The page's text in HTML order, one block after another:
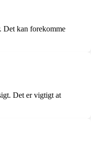
Det kan forekomme
Det er vigtigt at